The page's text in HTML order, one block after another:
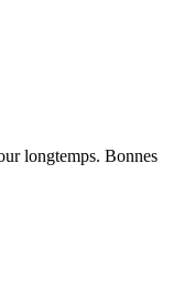
longtemps. Bonnes